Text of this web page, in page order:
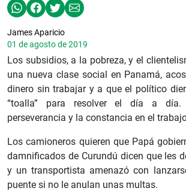
James Aparicio
01 de agosto de 2019
Los subsidios, a la pobreza, y el
una nueva clase social en Panamá,
dinero sin trabajar y a que el político
“toalla” para resolver el día a día.
perseverancia y la constancia en el
Los camioneros quieren que Papá
damnificados de Curundú dicen que les
y un transportista amenazó con
puente si no le anulan unas multas.